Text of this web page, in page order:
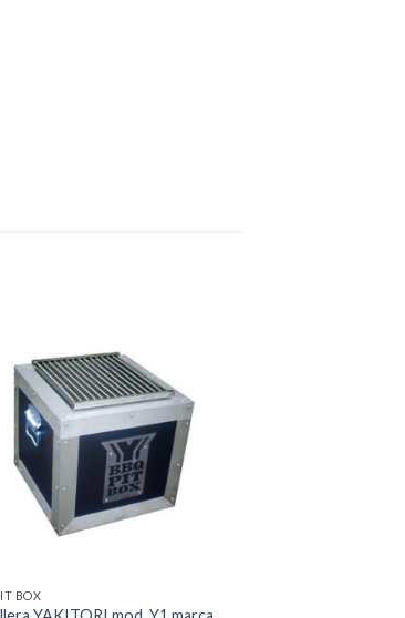
Añadir
a la
lista de
deseos
BOX